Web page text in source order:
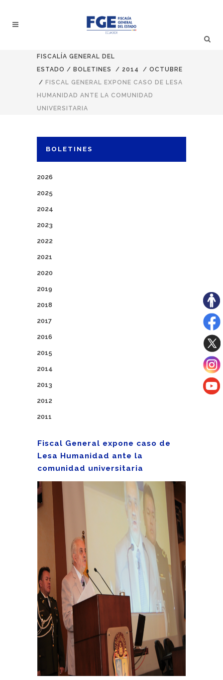
FISCALÍA GENERAL DEL
ESTADO / BOLETINES / 2014 / OCTUBRE
/ FISCAL GENERAL EXPONE CASO DE LESA
HUMANIDAD ANTE LA COMUNIDAD
UNIVERSITARIA
BOLETINES
2026
2025
2024
2023
2022
2021
2020
2019
2018
2017
2016
2015
2014
2013
2012
2011
Fiscal General expone caso de
Lesa Humanidad ante la
comunidad universitaria